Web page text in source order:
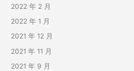
2022 年 2 月
2022 年 1 月
2021 年 12 月
2021 年 11 月
2021 年 9 月